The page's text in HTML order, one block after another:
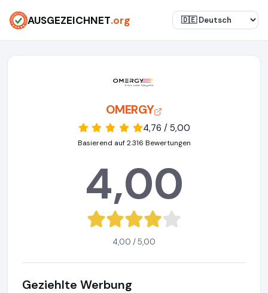
AUSGEZEICHNET.org
OMERGY
4,76 / 5,00
Basierend auf 2.316 Bewertungen
4,00
4,00 / 5,00
Geziehlte Werbung